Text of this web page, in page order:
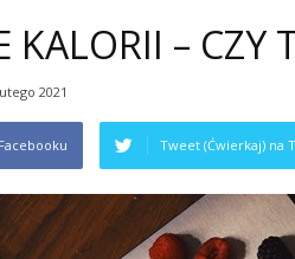
KALORII – CZY
2021
Tweet (Ćwierkaj) na